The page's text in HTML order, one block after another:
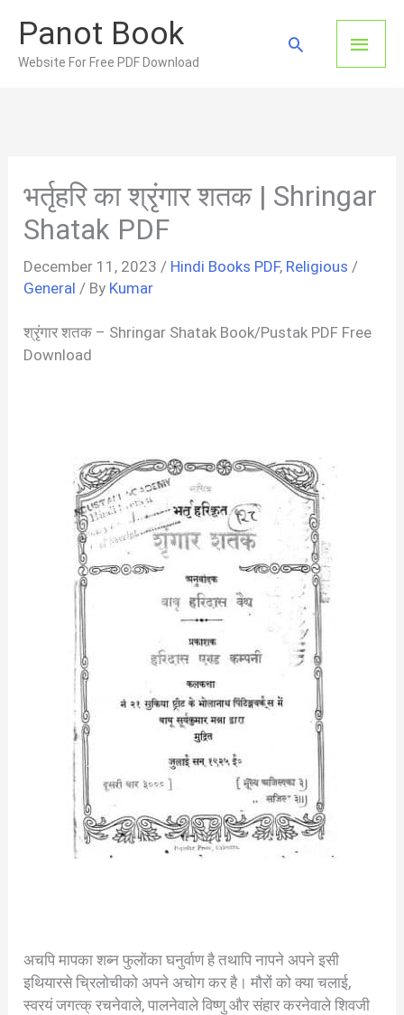
content
Panot Book
Website For Free PDF Download
Main
Search
भर्तृहरि का श्रृंगार शतक | Shringar
Shatak PDF
December 11, 2023 / Hindi Books PDF, Religious /
General / By Kumar
श्रृंगार शतक – Shringar Shatak Book/Pustak PDF Free
Download
अचपि मापका शब्न फुलोंका घनुर्वाण है तथापि नापने अपने इसी
इथियारसे च्रिलोचीको अपने अचोग कर है। मौरों को क्या चलाई,
स्वरयं जगत्क् रचनेवाले, पालनेवाले विष्णु और संहार करनेवाले शिवजी